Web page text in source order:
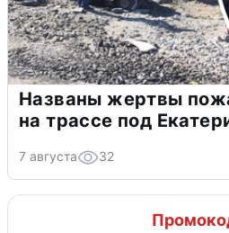
Названы жертвы
на трассе под
7 августа 32